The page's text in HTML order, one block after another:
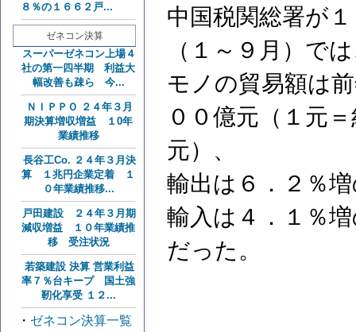
８％の１６６２戸...
ゼネコン決算
スーパーゼネコン上場４
社の第一四半期 利益大
幅改善も疎ら 今...
ＮＩＰＰＯ ２４年３月
期決算増収増益 １0年
業績推移
長谷工Co. ２４年３月決
算 １兆円企業定着 １
０年業績推移...
戸田建設 ２４年３月期
減収増益 １０年業績推
移 受注状況
若築建設 決算 営業利益
率７％台キープ 国土強
靭化享受 １２...
・ ゼネコン決算一覧
中国税関総署が
（１～９月）で
モノの貿易額は
００億元（１元
元）、
輸出は６．２％
輸入は４．１％
だった。